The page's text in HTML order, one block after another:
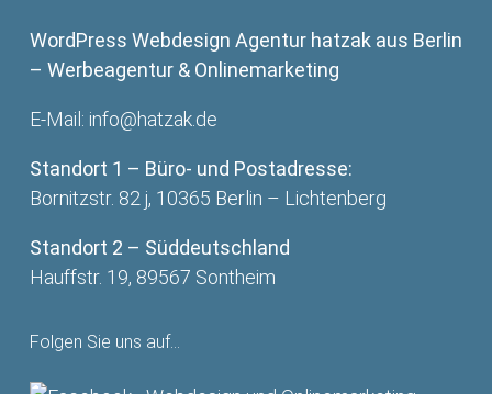
Pankow /
Wilhelmsruh
Rated“
WordPress Webdesign Agentur hatzak aus Berlin
– Werbeagentur & Onlinemarketing
E-Mail: info@hatzak.de
Standort 1 – Büro- und Postadresse:
Bornitzstr. 82 j, 10365 Berlin – Lichtenberg
Standort 2 – Süddeutschland
Hauffstr. 19, 89567 Sontheim
Folgen Sie uns auf…